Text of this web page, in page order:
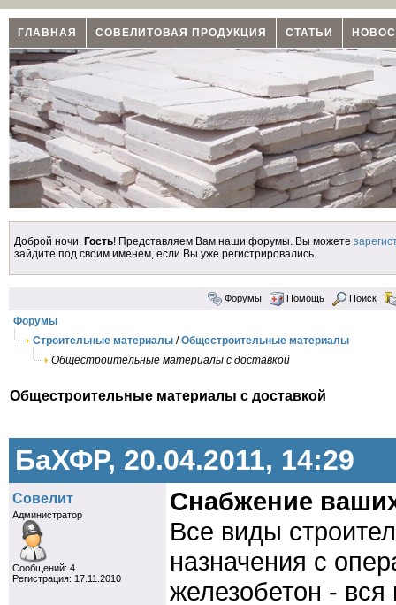
ГЛАВНАЯ СОВЕЛИТОВАЯ ПРОДУКЦИЯ СТАТЬИ
Доброй ночи, Гость! Представляем Вам наши форумы. Вы можете
зайдите под своим именем, если Вы уже регистрировались.
Форумы Помощь Поиск
Форумы
Строительные материалы /Общестроительные материалы
Общестроительные материалы с доставкой
Общестроительные материалы с доставкой
БаХФР, 20.04.2011, 14:29
Совелит
Администратор
Cообщений: 4
Регистрация: 17.11.2010
Снабжение
Все виды
назначения с
железобетон -